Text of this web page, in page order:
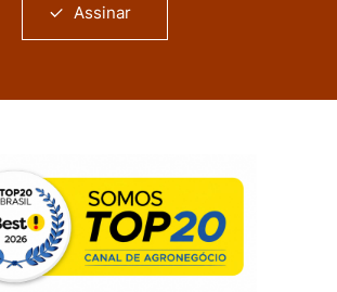
Assinar